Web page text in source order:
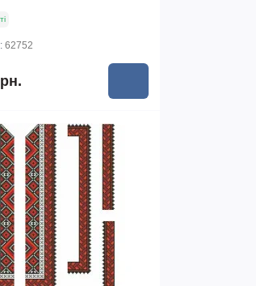
62752